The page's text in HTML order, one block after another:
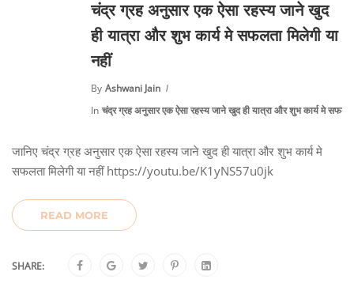
चंद्र ग्रह अनुसार एक ऐसा रहस्य जाने खुद
ही यात्रा और शुभ कार्य मे सफलता मिलेगी या
नहीं
By Ashwani Jain
In चंद्र ग्रह अनुसार एक ऐसा रहस्य जाने खुद ही यात्रा और शुभ कार्य मे सफलता
जानिए चंद्र ग्रह अनुसार एक ऐसा रहस्य जाने खुद ही यात्रा और शुभ कार्य मे
सफलता मिलेगी या नहीं https://youtu.be/K1yNS57u0jk
READ MORE
SHARE: